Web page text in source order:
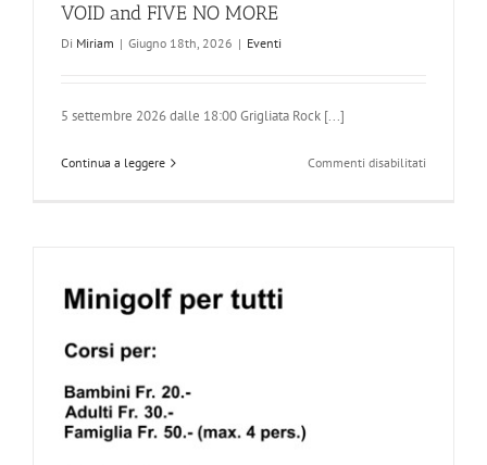
VOID and FIVE NO MORE
Di Miriam | Giugno 18th, 2026 | Eventi
5 settembre 2026 dalle 18:00 Grigliata Rock [...]
Continua a leggere Commenti disabilitati